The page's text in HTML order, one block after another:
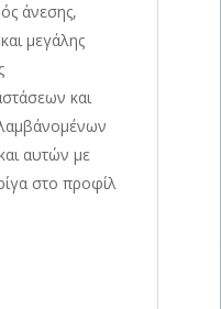
άνεσης,
μεγάλης
και
αυτών με
στο προφίλ